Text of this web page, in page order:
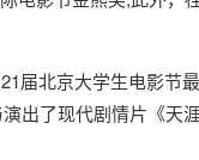
北京大学生电影节
出了现代剧情片《